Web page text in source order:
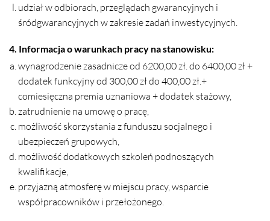
udział w odbiorach, przeglądach gwarancyjnych i
śródgwarancyjnych w zakresie zadań inwestycyjnych.
4. Informacja o warunkach pracy na stanowisku:
wynagrodzenie zasadnicze od 6200,00 zł. do 6400,00 zł +
dodatek funkcyjny od 300,00 zł do 400,00 zł.+
comiesięczna premia uznaniowa + dodatek stażowy,
zatrudnienie na umowę o pracę,
możliwość skorzystania z funduszu socjalnego i
ubezpieczeń grupowych,
możliwość dodatkowych szkoleń podnoszących
kwalifikacje,
przyjazną atmosferę w miejscu pracy, wsparcie
współpracowników i przełożonego.